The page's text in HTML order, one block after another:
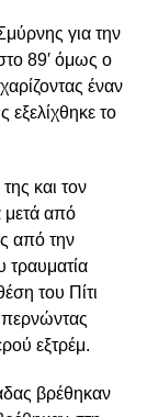
για την
89′ όμως ο
έναν
το
και τον
μετά από
από την
τραυματία
του Πίτι
εξτρέμ.
βρέθηκαν